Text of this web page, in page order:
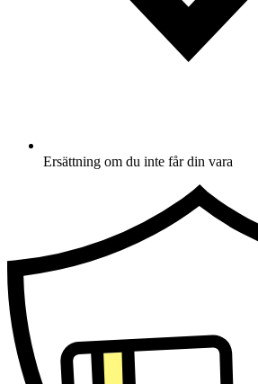
Ersättning om du inte får din vara